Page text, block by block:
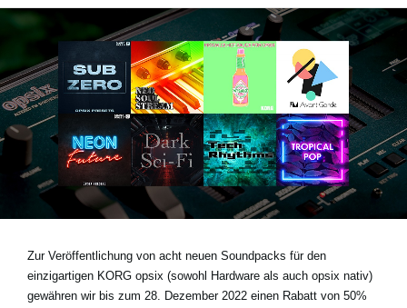
Händlersuche
Shop
Neuigkeiten
Gebiet / Land
Über KORG
Zur Veröffentlichung von acht neuen Soundpacks für den
einzigartigen KORG opsix (sowohl Hardware als auch opsix nativ)
gewähren wir bis zum 28. Dezember 2022 einen Rabatt von 50%